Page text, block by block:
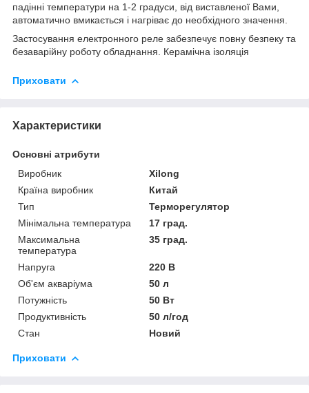
падінні температури на 1-2 градуси, від виставленої Вами,
автоматично вмикається і нагріває до необхідного значення.
Застосування електронного реле забезпечує повну безпеку та
безаварійну роботу обладнання. Керамічна ізоляція
Приховати
Характеристики
Основні атрибути
Виробник
Xilong
Країна виробник
Китай
Тип
Терморегулятор
Мінімальна температура
17 град.
Максимальна
температура
35 град.
Напруга
220 В
Об'єм акваріума
50 л
Потужність
50 Вт
Продуктивність
50 л/год
Стан
Новий
Приховати